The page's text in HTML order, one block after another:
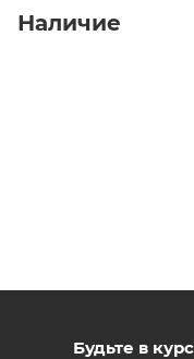
Наличие
Будьте в